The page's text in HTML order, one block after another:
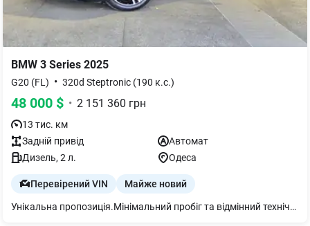
BMW 3 Series 2025
G20 (FL) • 320d Steptronic (190 к.с.)
48 000 $ • 2 151 360 грн
13 тис. км
Задній привід
Автомат
Дизель, 2 л. Одеса
Перевірений VIN Майже новий
Унікальна пропозиція.Мінімальний пробіг та відмінний технічний стан. Дуже гарна замовна комплектація. Більш детально за телефоном. BMW 320d M Sport 2025 Продається рідкісний екземпляр: - повний M Sport пакет, - адаптивні світлодіодні фари з автоматичним дальнім світлом - панорамний дах - преміальна аудіосистема Harman/Kardon на 16 динаміків - підігрів сидінь та керма, - електрорегулювання з пам'яттю - безключовий доступ - електропривід багажника - бездротова зарядка -спортивна АКПП з підрульовими пелюстками -гальма M Sport з червоними супортами Головна перевага – професійний пакет Driving Assistant Professional, який перетворює авто на напівавтопілот: адаптивний круїз, утримання в смузі, автоматична зміна смуги та екстрене гальмування. Це максимальний рівень безпеки та комфорту в будь-яких умовах. Двигун – 2.0 дизель, 190 к.с., 400 Нм. Тяга з низів, динаміка бензинової версії, а витрата – близько 5-6 літрів по трасі. Ідеальний баланс потужності та економії. Колір – чорний сапфір металік. Салон – перфорована шкіра Sensatec кольору коньяк, виглядає дорого і стильно. Диски – оригінальні М 848M чорні, 19 дюймів.